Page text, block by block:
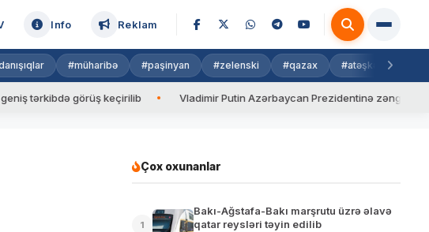
Info Reklam
#müharibə #paşinyan #zelenski #qazax #atəşkəs
görüş keçirilib Vladimir Putin Azərbaycan Prezidentinə zəng edib
Çox oxunanlar
1
Bakı-Ağstafa-Bakı marşrutu üzrə əlavə
qatar reysləri təyin edilib